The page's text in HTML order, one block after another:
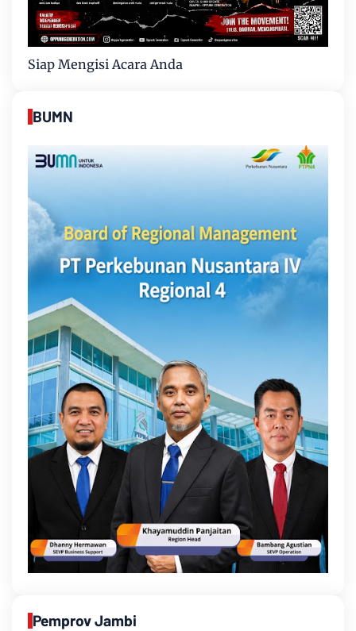
Siap Mengisi Acara Anda
BUMN
Pemprov Jambi